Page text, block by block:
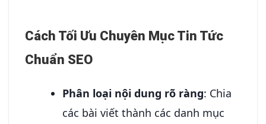
Cách Tối Ưu Chuyên Mục Tin Tức
Chuẩn SEO
Phân loại nội dung rõ ràng: Chia
các bài viết thành các danh mục